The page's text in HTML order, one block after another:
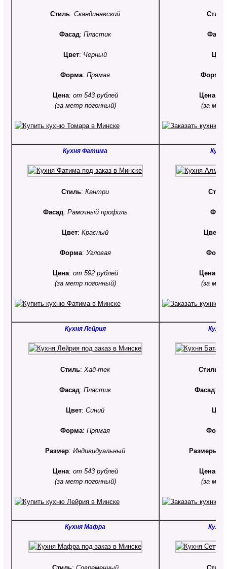
Стиль:Скандинавский
Фасад:Пластик
Цвет: Черный
Форма:Прямая
Цена: от 543 рублей
(за метр погонный)
Стиль
Форма
Цена:
(за
Кухня Фатима
Стиль:Кантри
Фасад: Рамочный профиль
Цвет:Красный
Форма: Угловая
Цена: от 592 рублей
(за метр погонный)
Цвет
Цена:
(за
Кухня Лейрия
Стиль:Хай-тек
Фасад:Пластик
Цвет:Синий
Форма:Прямая
Размер:Индивидуальный
Цена: от 543 рублей
(за метр погонный)
Стиль
Фасад:
Размеры
Цена:
(за
Кухня Мафра